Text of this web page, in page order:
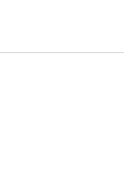
trong hậu kỳ để tạo ra